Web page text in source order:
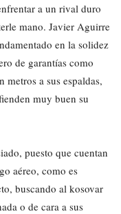
a un rival duro
mano. Javier Aguirre
en la solidez
de garantías como
a sus espaldas,
muy buen su
puesto que cuentan
aéreo, como es
buscando al kosovar
o de cara a sus